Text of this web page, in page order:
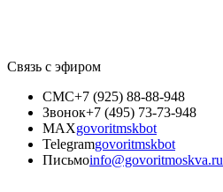
Связь с эфиром
СМС+7 (925) 88-88-948
Звонок+7 (495) 73-73-948
MAXgovoritmskbot
Telegramgovoritmskbot
Письмоinfo@govoritmoskva.ru